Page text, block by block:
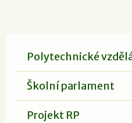
Polytechnické
Školní parlament
Projekt RP